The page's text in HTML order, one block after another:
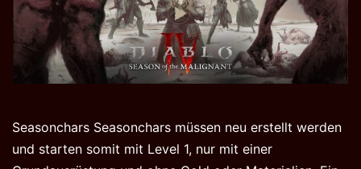
Seasonchars Seasonchars müssen neu erstellt werden
und starten somit mit Level 1, nur mit einer